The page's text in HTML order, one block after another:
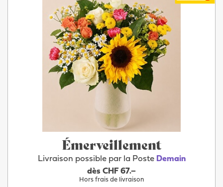
Émerveillement
Livraison possible par la Poste Demain
dès CHF 67.–
Hors frais de livraison